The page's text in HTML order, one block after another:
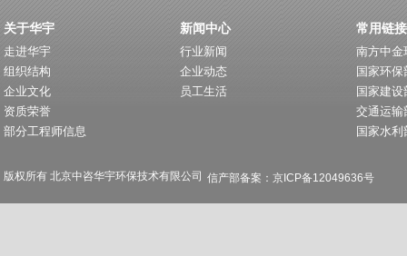
关于华宇
走进华宇
组织结构
企业文化
资质荣誉
部分工程师信息
新闻中心
行业新闻
企业动态
员工生活
常用链接
南方中金
国家环保
国家建设
交通运输
国家水利
版权所有 北京中咨华宇环保技术有限公司 信产部备案：京ICP备12049636号